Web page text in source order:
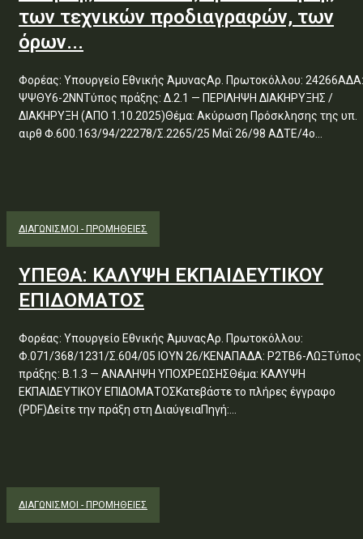
των τεχνικών προδιαγραφών, των
όρων...
Φορέας: Υπουργείο Εθνικής ΆμυναςΑρ. Πρωτοκόλλου: 24266ΑΔΑ:
ΨΨΘΥ6-2ΝΝΤύπος πράξης: Δ.2.1 — ΠΕΡΙΛΗΨΗ ΔΙΑΚΗΡΥΞΗΣ /
ΔΙΑΚΗΡΥΞΗ (ΑΠΟ 1.10.2025)Θέμα: Ακύρωση Πρόσκλησης της υπ.
αιρθ Φ.600.163/94/22278/Σ.2265/25 Μαΐ 26/98 ΑΔΤΕ/4ο...
ΔΙΑΓΩΝΙΣΜΟΊ - ΠΡΟΜΉΘΕΙΕΣ
ΥΠΕΘΑ: ΚΑΛΥΨΗ ΕΚΠΑΙΔΕΥΤΙΚΟΥ
ΕΠΙΔΟΜΑΤΟΣ
Φορέας: Υπουργείο Εθνικής ΆμυναςΑρ. Πρωτοκόλλου:
Φ.071/368/1231/Σ.604/05 ΙΟΥΝ 26/ΚΕΝΑΠΑΔΑ: Ρ2ΤΒ6-ΛΩΞΤύπος
πράξης: Β.1.3 — ΑΝΑΛΗΨΗ ΥΠΟΧΡΕΩΣΗΣΘέμα: ΚΑΛΥΨΗ
ΕΚΠΑΙΔΕΥΤΙΚΟΥ ΕΠΙΔΟΜΑΤΟΣΚατεβάστε το πλήρες έγγραφο
(PDF)Δείτε την πράξη στη ΔιαύγειαΠηγή:...
ΔΙΑΓΩΝΙΣΜΟΊ - ΠΡΟΜΉΘΕΙΕΣ